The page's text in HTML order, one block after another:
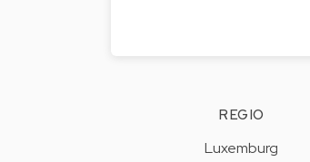
REGIO
Luxemburg